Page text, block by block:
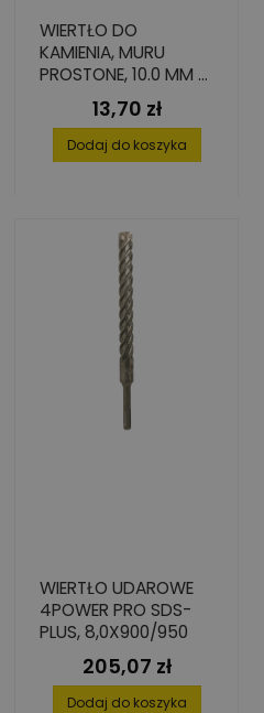
WIERTŁO DO
KAMIENIA, MURU
PROSTONE, 10.0 MM X
90 MM X 150 MM
Cena
13,70 zł
Dodaj do koszyka
WIERTŁO UDAROWE
4POWER PRO SDS-
PLUS, 8,0X900/950
Cena
205,07 zł
Dodaj do koszyka